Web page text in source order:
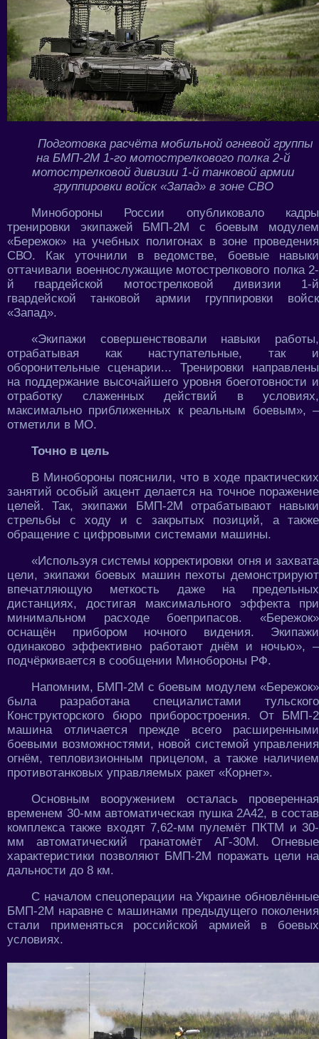
Подготовка расчёта мобильной огневой группы
на БМП-2М 1-го мотострелкового полка 2-й
мотострелковой дивизии 1-й танковой армии
группировки войск «Запад» в зоне СВО
Минобороны России опубликовало кадры
тренировки экипажей БМП-2М с боевым модулем
«Бережок» на учебных полигонах в зоне проведения
СВО. Как уточнили в ведомстве, боевые навыки
оттачивали военнослужащие мотострелкового полка 2-
й гвардейской мотострелковой дивизии 1-й
гвардейской танковой армии группировки войск
«Запад».
«Экипажи совершенствовали навыки работы,
отрабатывая как наступательные, так и
оборонительные сценарии... Тренировки направлены
на поддержание высочайшего уровня боеготовности и
отработку слаженных действий в условиях,
максимально приближенных к реальным боевым», –
отметили в МО.
Точно в цель
В Минобороны пояснили, что в ходе практических
занятий особый акцент делается на точное поражение
целей. Так, экипажи БМП-2М отрабатывают навыки
стрельбы с ходу и с закрытых позиций, а также
обращение с цифровыми системами машины.
«Используя системы корректировки огня и захвата
цели, экипажи боевых машин пехоты демонстрируют
впечатляющую меткость даже на предельных
дистанциях, достигая максимального эффекта при
минимальном расходе боеприпасов. «Бережок»
оснащён прибором ночного видения. Экипажи
одинаково эффективно работают днём и ночью», –
подчёркивается в сообщении Минобороны РФ.
Напомним, БМП-2М с боевым модулем «Бережок»
была разработана специалистами тульского
Конструкторского бюро приборостроения. От БМП-2
машина отличается прежде всего расширенными
боевыми возможностями, новой системой управления
огнём, тепловизионным прицелом, а также наличием
противотанковых управляемых ракет «Корнет».
Основным вооружением осталась проверенная
временем 30-мм автоматическая пушка 2А42, в состав
комплекса также входят 7,62-мм пулемёт ПКТМ и 30-
мм автоматический гранатомёт АГ-30М. Огневые
характеристики позволяют БМП-2М поражать цели на
дальности до 8 км.
С началом спецоперации на Украине обновлённые
БМП-2М наравне с машинами предыдущего поколения
стали применяться российской армией в боевых
условиях.